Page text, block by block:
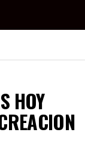
HOY